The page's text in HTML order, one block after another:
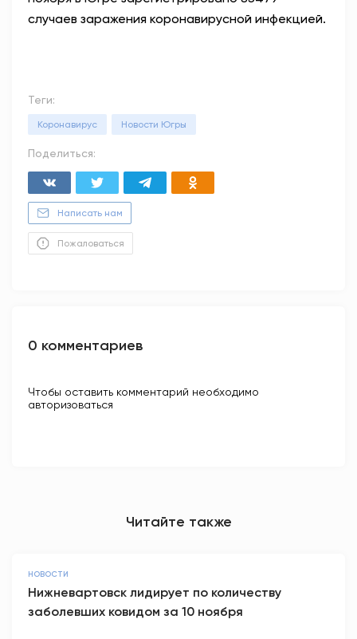
случаев заражения коронавирусной инфекцией.
Теги:
Коронавирус Новости Югры
Поделиться:
Написать нам
Пожаловаться
0 комментариев
Чтобы оставить комментарий необходимо
авторизоваться
Читайте также
НОВОСТИ
Нижневартовск лидирует по количеству
заболевших ковидом за 10 ноября